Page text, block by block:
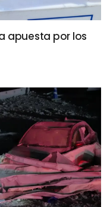
apuesta por los